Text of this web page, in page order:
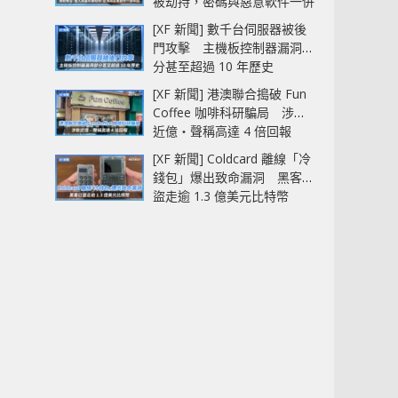
中招
[XF 新聞] 數千台伺服器被後
門攻擊 主機板控制器漏洞部
分甚至超過 10 年歷史
[XF 新聞] 港澳聯合搗破 Fun
Coffee 咖啡科研騙局 涉款
近億‧聲稱高達 4 倍回報
[XF 新聞] Coldcard 離線「冷
錢包」爆出致命漏洞 黑客已
盜走逾 1.3 億美元比特幣